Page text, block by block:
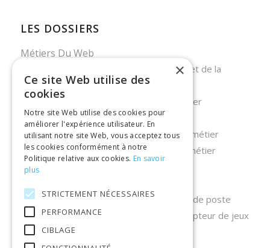
LES DOSSIERS
Métiers Du Web
Testeur QA : à la recherche des bugs et de la
qualité
Chargé de référencement – Fiche métier
Data Scientist – fiche métier
Devenir social media manager – Fiche métier
Développeur d’application mobile, un métier
d’avenir en forte demande
Chief Technology Officer (CTO) : Fiche de poste
Fiche métier : game designer ou concepteur de jeux
vidéo
×
Ce site Web utilise des
cookies
Notre site Web utilise des cookies pour
améliorer l'expérience utilisateur. En
utilisant notre site Web, vous acceptez tous
les cookies conformément à notre
Politique relative aux cookies. En savoir
plus
STRICTEMENT NÉCESSAIRES
PERFORMANCE
CIBLAGE